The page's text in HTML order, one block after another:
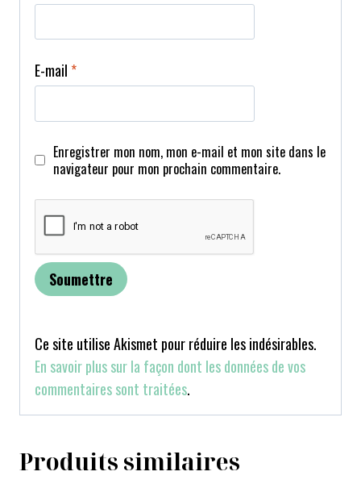
E-mail *
Enregistrer mon nom, mon e-mail et mon site dans le
navigateur pour mon prochain commentaire.
Ce site utilise Akismet pour réduire les indésirables.
En savoir plus sur la façon dont les données de vos
commentaires sont traitées.
Produits similaires